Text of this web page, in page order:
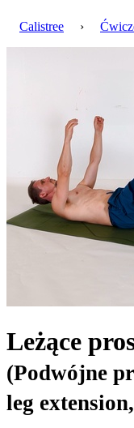
Calistree ›
Leżące
(Podwójne
leg